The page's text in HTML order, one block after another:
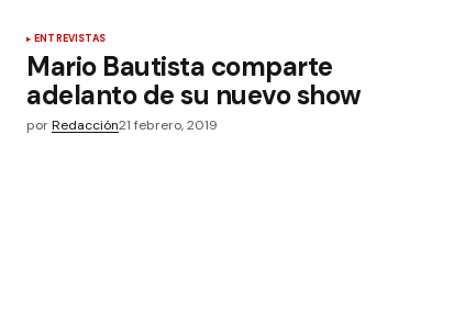
ENTREVISTAS
Mario Bautista comparte
adelanto de su nuevo show
porRedacción21 febrero, 2019